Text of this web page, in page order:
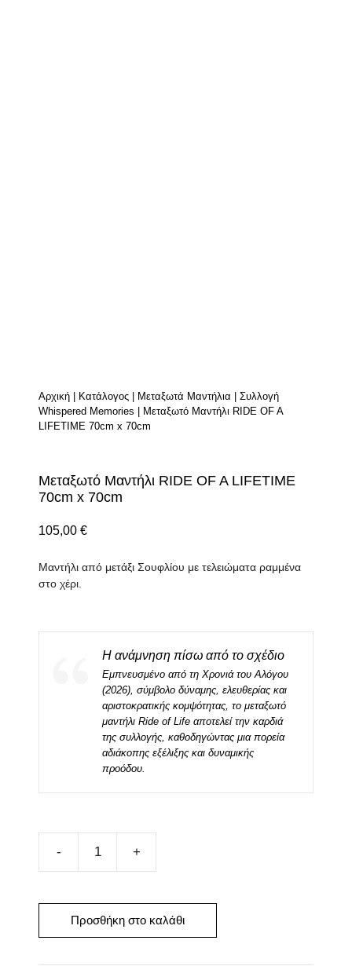
Αρχική | Κατάλογος | Μεταξωτά Μαντήλια | Συλλογή
Whispered Memories | Μεταξωτό Μαντήλι RIDE OF A
LIFETIME 70cm x 70cm
Μεταξωτό Μαντήλι RIDE OF A LIFETIME
70cm x 70cm
105,00 €
Μαντήλι από μετάξι Σουφλίου με τελειώματα ραμμένα
στο χέρι.
Η ανάμνηση πίσω από το σχέδιο
Εμπνευσμένο από τη Χρονιά του Αλόγου
(2026), σύμβολο δύναμης, ελευθερίας και
αριστοκρατικής κομψότητας, το μεταξωτό
μαντήλι Ride of Life αποτελεί την καρδιά
της συλλογής, καθοδηγώντας μια πορεία
αδιάκοπης εξέλιξης και δυναμικής
προόδου.
RIDE
OF
A
Προσθήκη στο καλάθι